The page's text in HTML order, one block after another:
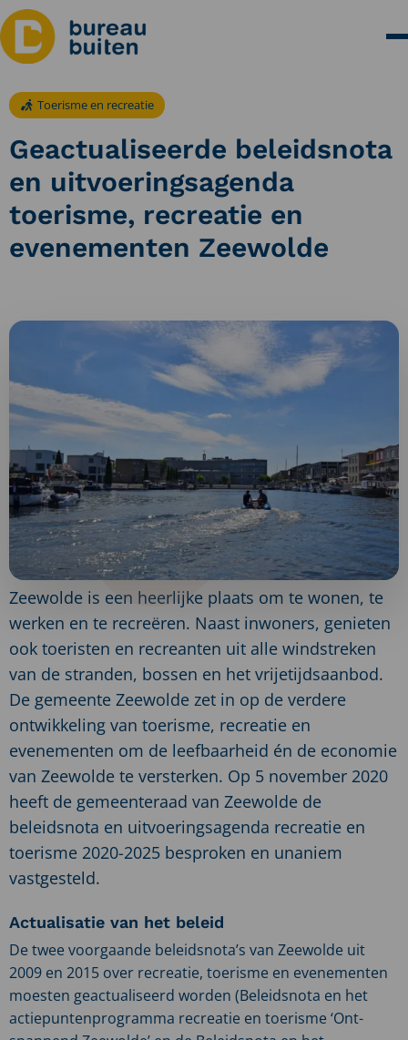
Toerisme en recreatie
Geactualiseerde beleidsnota
en uitvoeringsagenda
toerisme, recreatie en
evenementen Zeewolde
Zeewolde is een heerlijke plaats om te wonen, te
werken en te recreëren. Naast inwoners, genieten
ook toeristen en recreanten uit alle windstreken
van de stranden, bossen en het vrijetijdsaanbod.
De gemeente Zeewolde zet in op de verdere
ontwikkeling van toerisme, recreatie en
evenementen om de leefbaarheid én de economie
van Zeewolde te versterken. Op 5 november 2020
heeft de gemeenteraad van Zeewolde de
beleidsnota en uitvoeringsagenda recreatie en
toerisme 2020-2025 besproken en unaniem
vastgesteld.
Actualisatie van het beleid
De twee voorgaande beleidsnota’s van Zeewolde uit
2009 en 2015 over recreatie, toerisme en evenementen
moesten geactualiseerd worden (Beleidsnota en het
actiepuntenprogramma recreatie en toerisme ‘Ont-